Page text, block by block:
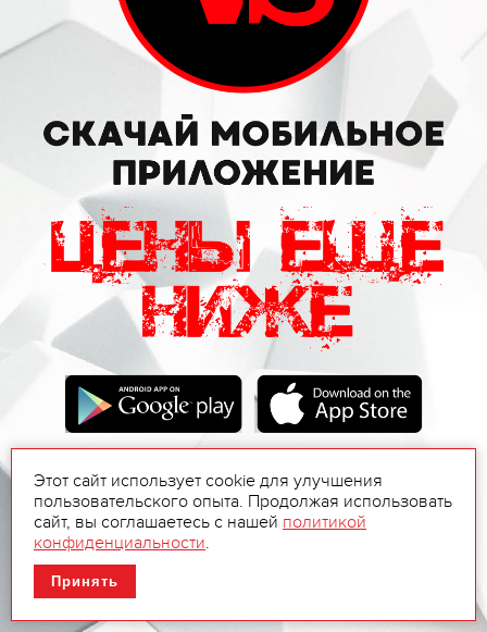
Этот сайт использует cookie для улучшения
пользовательского опыта. Продолжая использовать
сайт, вы соглашаетесь с нашей политикой
конфиденциальности.
Принять